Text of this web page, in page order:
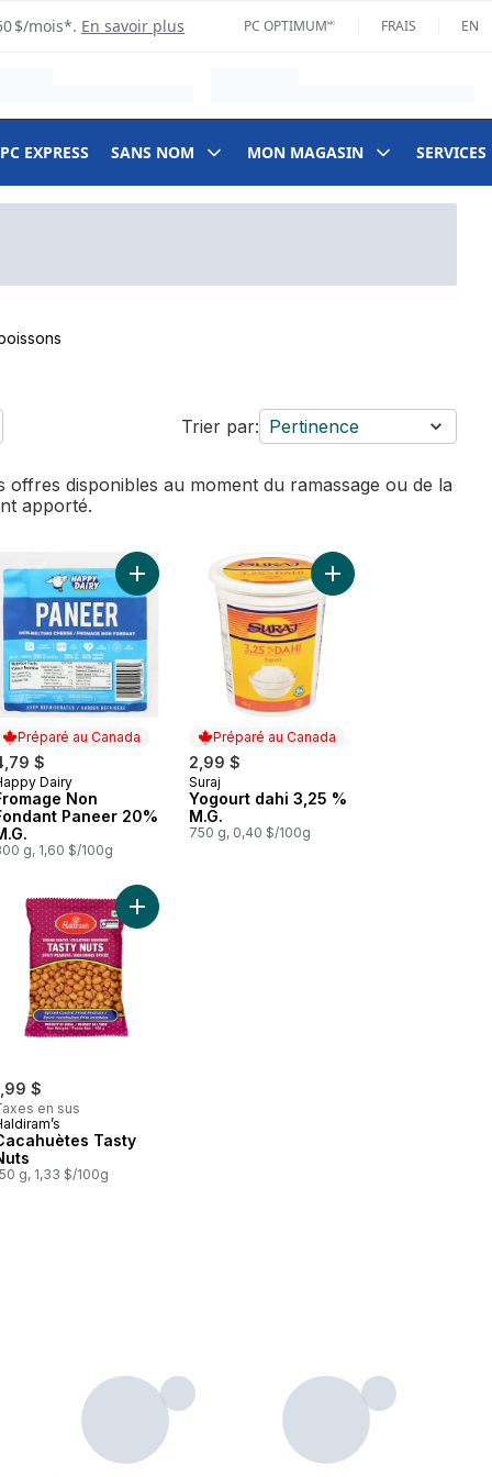
$/mois*. En savoir plus PC OPTIMUM🅪 FRAIS EN
EXPRESS SANS NOM MON MAGASIN SERVICES
Trier par: Pertinence
disponibles au moment du ramassage ou de la
apporté.
Original Gluco au panier
Préparé au Canada
$
au Canada
Dairy
Non
Paneer 20%
g, 1,60 $/100g
Ajouter Fromage Non Fondant Paneer 20% M.G.
Préparé au Canada
2,99 $
Préparé au Canada
Suraj
Yogourt dahi 3,25 %
M.G.
750 g, 0,40 $/100g
Ajouter Yogourt dahi
Chatka au panier
nature de type dahi au panier
$
en sus
Tasty
g, 1,33 $/100g
Ajouter Cacahuètes Tasty Nuts au panier